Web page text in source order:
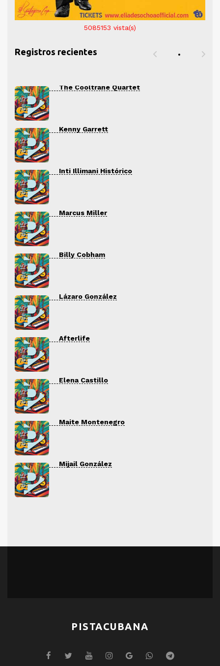
5085153 vista(s)
Registros recientes
The Cooltrane Quartet
Kenny Garrett
Inti Illimani Histórico
Marcus Miller
Billy Cobham
Lázaro González
Afterlife
Elena Castillo
Maite Montenegro
Mijail González
PISTACUBANA